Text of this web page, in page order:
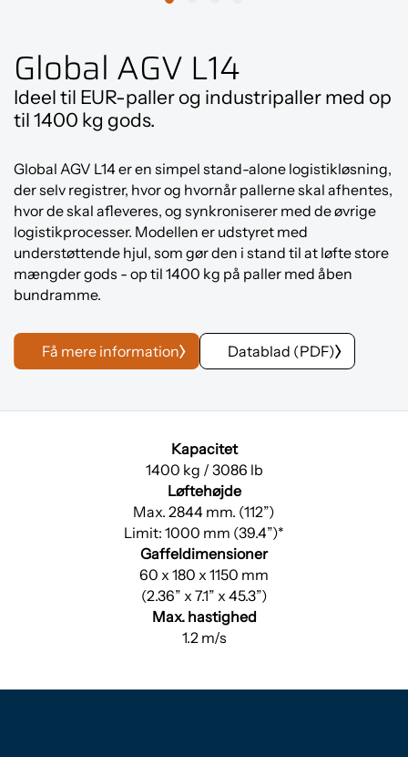
Global AGV L14
Ideel til EUR-paller og industripaller med op
til 1400 kg gods.
Global AGV L14 er en simpel stand-alone logistikløsning,
der selv registrer, hvor og hvornår pallerne skal afhentes,
hvor de skal afleveres, og synkroniserer med de øvrige
logistikprocesser. Modellen er udstyret med
understøttende hjul, som gør den i stand til at løfte store
mængder gods - op til 1400 kg på paller med åben
bundramme.
Få mere information Datablad (PDF)
Kapacitet
1400 kg / 3086 lb
Løftehøjde
Max. 2844 mm. (112”)
Limit: 1000 mm (39.4”)*
Gaffeldimensioner
60 x 180 x 1150 mm
(2.36” x 7.1” x 45.3”)
Max. hastighed
1.2 m/s